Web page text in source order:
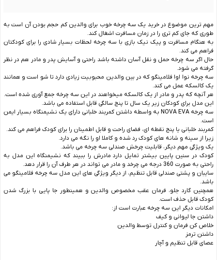
مهم ترین موضوع در خرید یک سه چرخه خوب برای والدین کم حجم بودن آن است به
طوری که جای کم تری را در زمان مسافرت اشغال کند.
به هنگام مسافرت و پیک نیک بازی با سه چرخه لحظات بسیار شادی را برای کودکتان
فراهم می کند.
حال اگر سه چرخه حمل و نقل آسان داشته باشد راحتی و آسایش پدر و مادر هم در نظر
گرفته می شود.
سه چرخه نوا اوا فلامینگو که در بین والدین محبوبیت زیادی دارد تا شو است و همانند
یک کالسکه عمل می کند.
هر آنچه که پدر و مادر از یک کالسکه میخواهند در این سه چرخه جمع آوری شده است.
این مدل برای کودکان زیر یک سال تا پنج سالگی قابل استفاده می باشد.
سه چرخه NOVA EVA به واسطه داشتن کمربند خلبانی دارای یک نشیمنگاه بسیار ایمن
است.
کمربند خلبانی یا پنج نقطه ای، فضای راحت و قابل اطمینان را برای کودک فراهم می کند.
زیرا از سینه و شانه های کودک رد شده و کاملا او را نگه می دارد.
یک ویژگی مهم دیگر، قابلیت چرخش صندلی سه چرخه می باشد.
کودک در سنین پایین بیشتر تمایل دارد مادرش را ببیند که نشیمنگاه این مدل به
راحتی به صورت 360 درجه می چرخد و مادر می تواند در هر طرف آن را قرار دهد.
سایبان و پشتی صندلی قابل تنظیم، از دیگر ویژگی های این مدل سه چرخه فلامینگو می
باشد.
همچنین گارد جلو، فرمان عقب مخصوص والدین و همینطور جا پایی با بزرگ شدن
کودک قابل حذف است.
امکانات دیگر این سه چرخه عبارت است از:
داشتن جا لیوانی و کیف
خلاص کن فرمان و کنترل توسط والدین
داشتن ترمز
عصای قابل تنظیم و آچار